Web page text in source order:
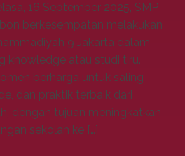
16 September 2025, SMP
berkesempatan melakukan
9 Jakarta dalam
knowledge atau studi tiru.
berharga untuk saling
dan praktik terbaik dari
dengan tujuan meningkatkan
sekolah ke […]